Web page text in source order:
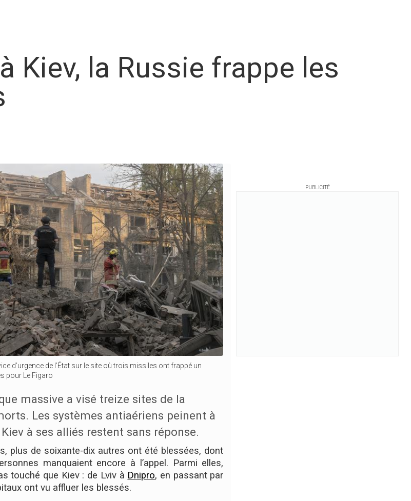
Kiev, la Russie frappe les
d’urgence de l’État sur le site où trois missiles ont frappé un
pour Le Figaro
massive a visé treize sites de la
Les systèmes antiaériens peinent à
à ses alliés restent sans réponse.
plus de soixante-dix autres ont été blessées, dont
manquaient encore à l’appel. Parmi elles,
touché que Kiev : de Lviv à Dnipro, en passant par
ont vu affluer les blessés.
PUBLICITÉ